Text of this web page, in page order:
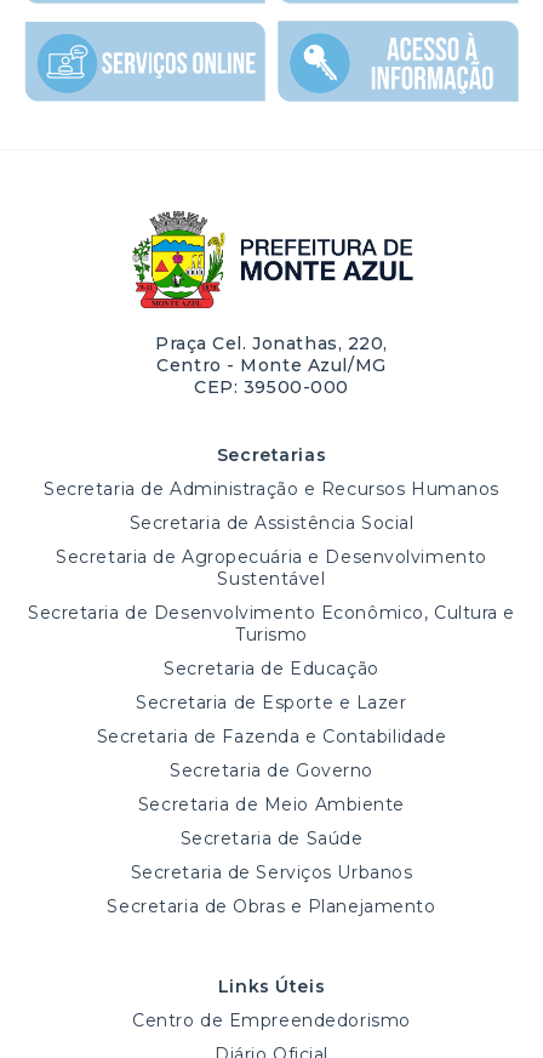
Praça Cel. Jonathas, 220,
Centro - Monte Azul/MG
CEP: 39500-000
Secretarias
Secretaria de Administração e Recursos Humanos
Secretaria de Assistência Social
Secretaria de Agropecuária e Desenvolvimento
Sustentável
Secretaria de Desenvolvimento Econômico, Cultura e
Turismo
Secretaria de Educação
Secretaria de Esporte e Lazer
Secretaria de Fazenda e Contabilidade
Secretaria de Governo
Secretaria de Meio Ambiente
Secretaria de Saúde
Secretaria de Serviços Urbanos
Secretaria de Obras e Planejamento
Links Úteis
Centro de Empreendedorismo